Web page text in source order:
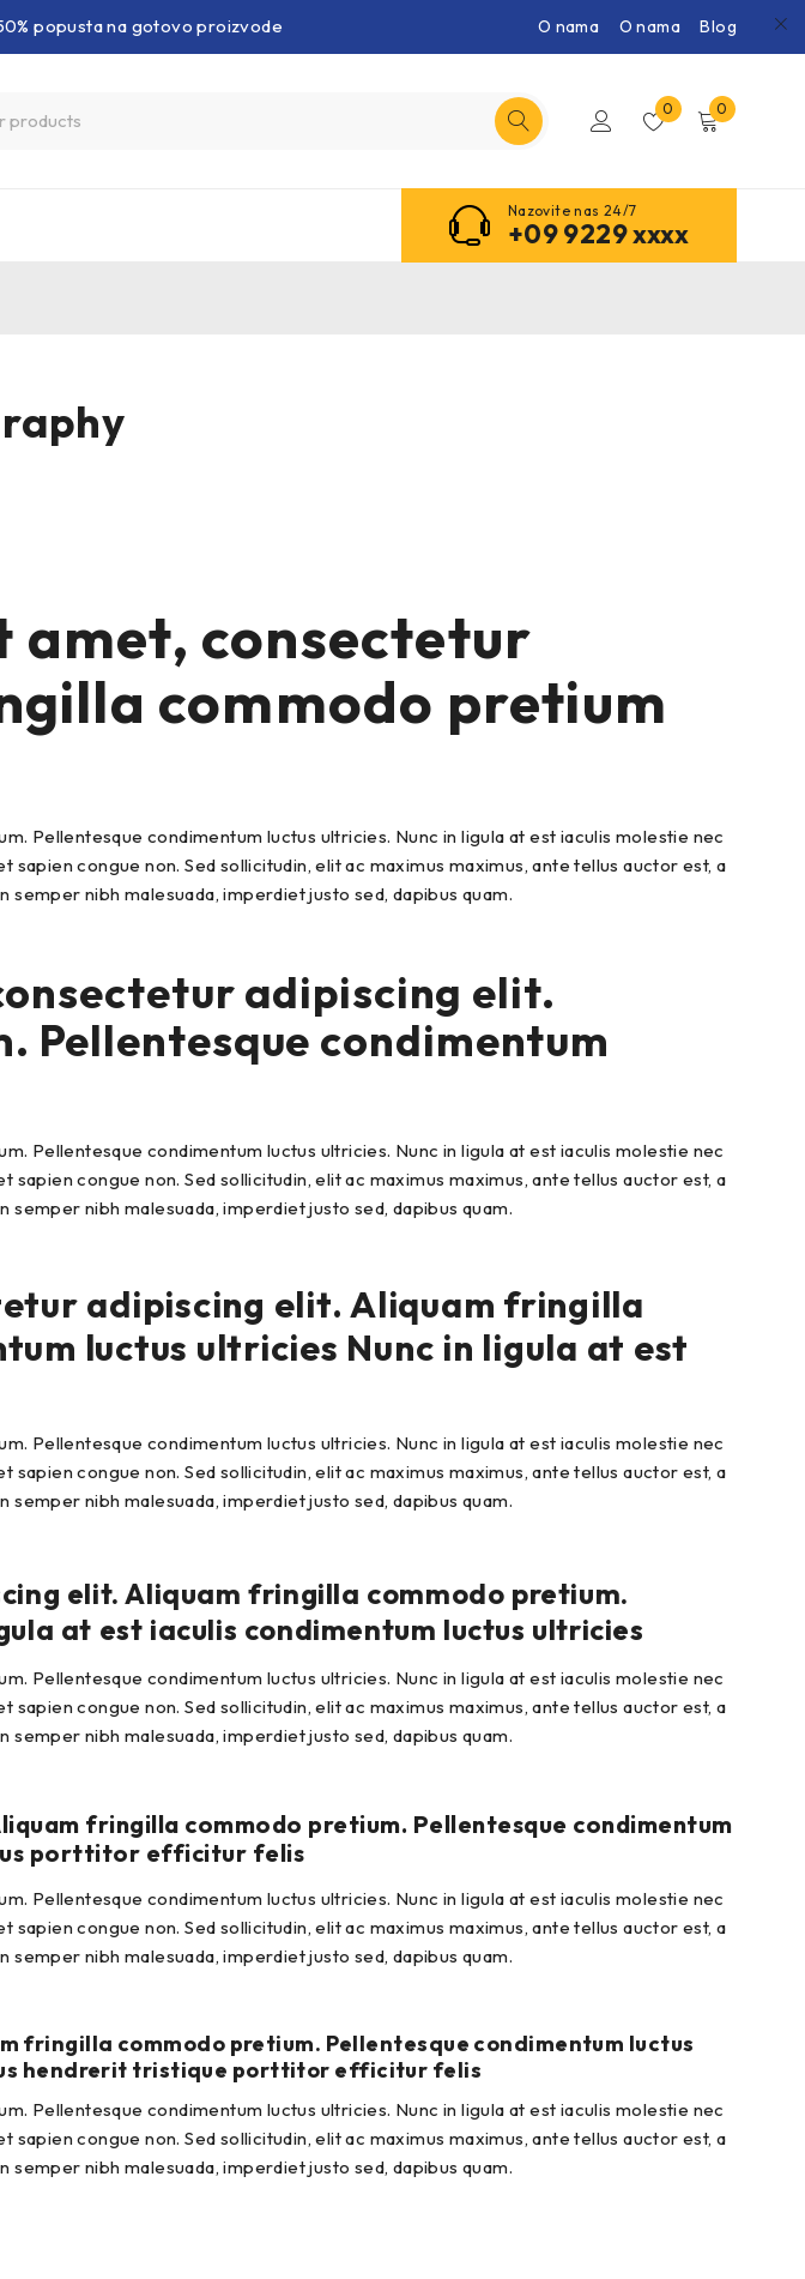
popusta na gotovo proizvode O nama O nama Blog
0 0
Nazovite nas 24/7
+09 9229 xxxx
amet, consectetur
commodo pretium
Pellentesque condimentum luctus ultricies. Nunc in ligula at est iaculis molestie nec
congue non. Sed sollicitudin, elit ac maximus maximus, ante tellus auctor est, a
nibh malesuada, imperdiet justo sed, dapibus quam.
adipiscing elit.
Pellentesque condimentum
Pellentesque condimentum luctus ultricies. Nunc in ligula at est iaculis molestie nec
congue non. Sed sollicitudin, elit ac maximus maximus, ante tellus auctor est, a
nibh malesuada, imperdiet justo sed, dapibus quam.
adipiscing elit. Aliquam fringilla
luctus ultricies Nunc in ligula at est
Pellentesque condimentum luctus ultricies. Nunc in ligula at est iaculis molestie nec
congue non. Sed sollicitudin, elit ac maximus maximus, ante tellus auctor est, a
nibh malesuada, imperdiet justo sed, dapibus quam.
elit. Aliquam fringilla commodo pretium.
at est iaculis condimentum luctus ultricies
Pellentesque condimentum luctus ultricies. Nunc in ligula at est iaculis molestie nec
congue non. Sed sollicitudin, elit ac maximus maximus, ante tellus auctor est, a
nibh malesuada, imperdiet justo sed, dapibus quam.
fringilla commodo pretium. Pellentesque condimentum
porttitor efficitur felis
Pellentesque condimentum luctus ultricies. Nunc in ligula at est iaculis molestie nec
congue non. Sed sollicitudin, elit ac maximus maximus, ante tellus auctor est, a
nibh malesuada, imperdiet justo sed, dapibus quam.
fringilla commodo pretium. Pellentesque condimentum luctus
hendrerit tristique porttitor efficitur felis
Pellentesque condimentum luctus ultricies. Nunc in ligula at est iaculis molestie nec
congue non. Sed sollicitudin, elit ac maximus maximus, ante tellus auctor est, a
nibh malesuada, imperdiet justo sed, dapibus quam.